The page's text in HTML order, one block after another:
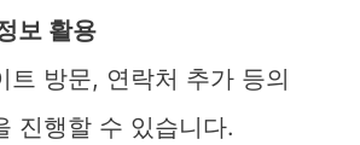
보 활용
트 방문, 연락처 추가 등의
진행할 수 있습니다.